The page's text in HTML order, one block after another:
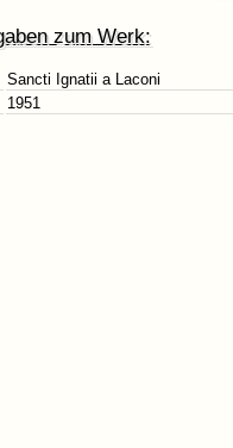
zum Werk:
Sancti Ignatii a Laconi
1951